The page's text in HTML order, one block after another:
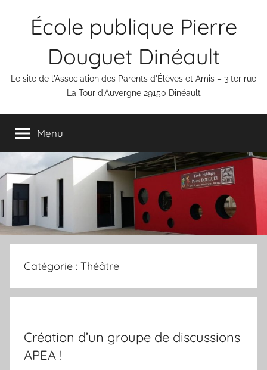
École publique Pierre
Douguet Dinéault
Le site de l'Association des Parents d'Élèves et Amis – 3 ter rue
La Tour d'Auvergne 29150 Dinéault
Menu
Catégorie : Théâtre
Création d’un groupe de discussions
APEA !